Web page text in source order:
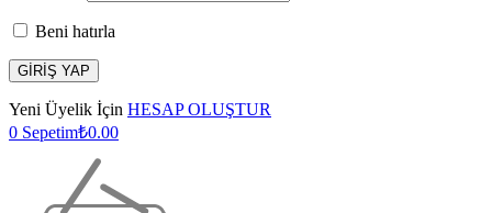
Beni hatırla
Yeni Üyelik İçin HESAP OLUŞTUR
0 Sepetim₺0.00